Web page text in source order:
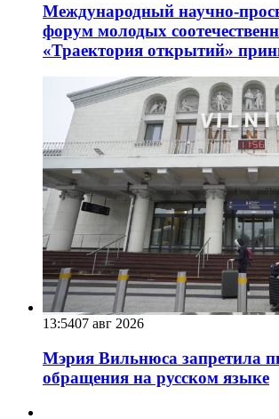
Международный научно-
форум молодых
«Траектория открытий»
13:5407 авг 2026
Мэрия Вильнюса запретила
обращения на русском языке